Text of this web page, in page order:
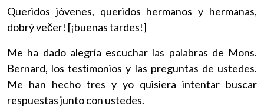
Queridos jóvenes, queridos hermanos y hermanas,
dobrý večer! [¡buenas tardes!]
Me ha dado alegría escuchar las palabras de Mons.
Bernard, los testimonios y las preguntas de ustedes.
Me han hecho tres y yo quisiera intentar buscar
respuestas junto con ustedes.